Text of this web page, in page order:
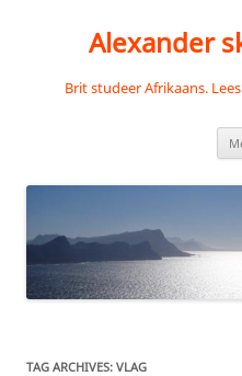
Alexander
Brit studeer Afrikaans.
TAG ARCHIVES: VLAG